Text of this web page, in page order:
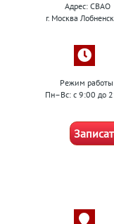
Адрес: СВАО
г. Москва
Режим
Пн–Вс: с 9:00 до